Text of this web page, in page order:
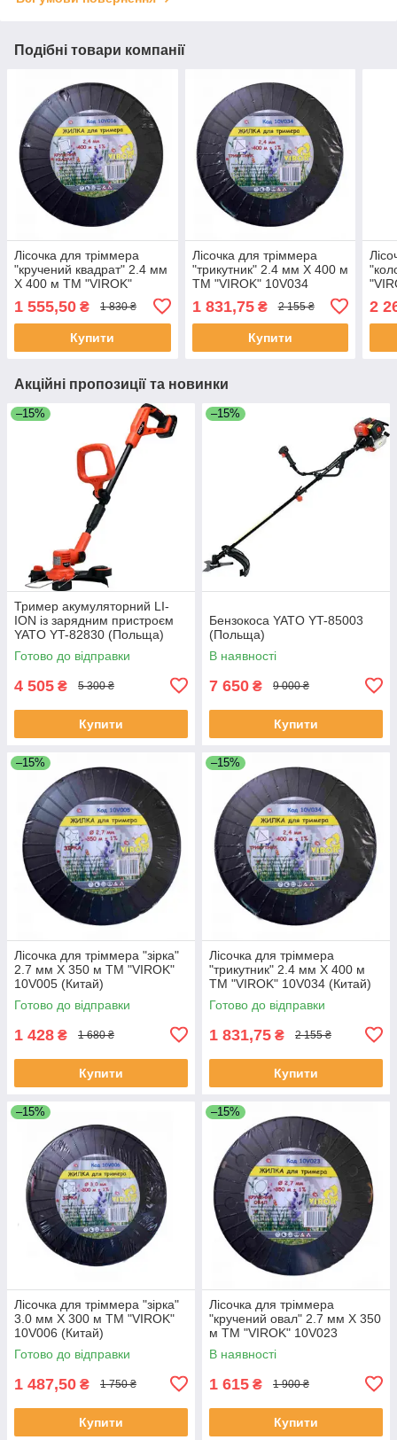
Подібні товари компанії
Лісочка для тріммера
"кручений квадрат" 2.4 мм
X 400 м ТМ "VIROK"
1 555,50 ₴ 1 830 ₴
Купити
Лісочка для тріммера
"трикутник" 2.4 мм X 400 м
ТМ "VIROK" 10V034
1 831,75₴ 2 155 ₴
Купити
2
Акційні пропозиції та новинки
–15%
Тример акумуляторний LI-
ION із зарядним пристроєм
YATO YT-82830 (Польща)
Готово до відправки
4 505 ₴ 5 300 ₴
Купити
–15%
Бензокоса YATO YT-85003
(Польща)
В наявності
7 650 ₴ 9 000 ₴
Купити
–15%
Лісочка для тріммера "зірка"
2.7 мм X 350 м ТМ "VIROK"
10V005 (Китай)
Готово до відправки
1 428 ₴ 1 680 ₴
Купити
–15%
Лісочка для тріммера
"трикутник" 2.4 мм X 400 м
ТМ "VIROK" 10V034 (Китай)
Готово до відправки
1 831,75 ₴ 2 155 ₴
Купити
–15%
Лісочка для тріммера "зірка"
3.0 мм X 300 м ТМ "VIROK"
10V006 (Китай)
Готово до відправки
1 487,50 ₴ 1 750 ₴
Купити
–15%
Лісочка для тріммера
"кручений овал" 2.7 мм X 350
м ТМ "VIROK" 10V023
(Китай)
В наявності
1 615 ₴ 1 900 ₴
Купити